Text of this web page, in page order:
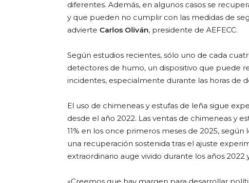
diferentes. Además, en algunos casos se
y que pueden no cumplir con las medidas de
advierte Carlos Oliván, presidente de AEFECC.
Según estudios recientes, sólo uno de cada
detectores de humo, un dispositivo que puede
incidentes, especialmente durante las horas de
El uso de chimeneas y estufas de leña sigue
desde el año 2022. Las ventas de chimeneas y
11% en los once primeros meses de 2025, según
una recuperación sostenida tras el ajuste
extraordinario auge vivido durante los años 2022